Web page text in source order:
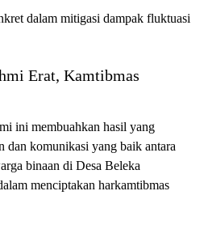
dalam mitigasi dampak fluktuasi
Erat, Kamtibmas
ini membuahkan hasil yang
dan komunikasi yang baik antara
binaan di Desa Beleka
menciptakan harkamtibmas